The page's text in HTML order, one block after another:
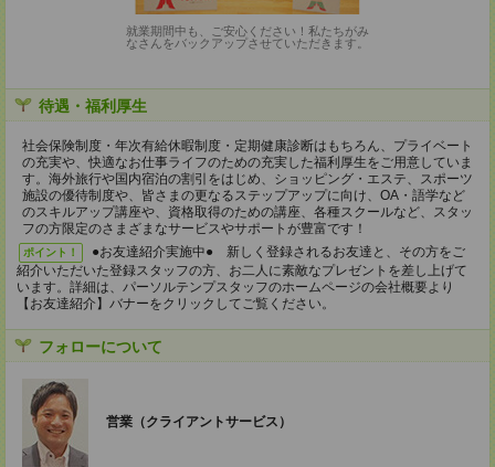
就業期間中も、ご安心ください！私たちがみ
なさんをバックアップさせていただきます。
待遇・福利厚生
社会保険制度・年次有給休暇制度・定期健康診断はもちろん、プライベート
の充実や、快適なお仕事ライフのための充実した福利厚生をご用意していま
す。海外旅行や国内宿泊の割引をはじめ、ショッピング・エステ、スポーツ
施設の優待制度や、皆さまの更なるステップアップに向け、OA・語学など
のスキルアップ講座や、資格取得のための講座、各種スクールなど、スタッ
フの方限定のさまざまなサービスやサポートが豊富です！
ポイント！
●お友達紹介実施中● 新しく登録されるお友達と、その方をご
紹介いただいた登録スタッフの方、お二人に素敵なプレゼントを差し上げて
います。詳細は、パーソルテンプスタッフのホームページの会社概要より
【お友達紹介】バナーをクリックしてご覧ください。
フォローについて
営業（クライアントサービス）